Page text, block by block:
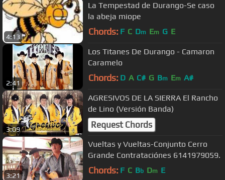
4:13
La Tempestad de Durango-Se caso
la abeja miope
Chords: F C Dm Em G E
2:41
Los Titanes De Durango - Camaron
Caramelo
Chords: D A C# G Bm Em A#
3:09
AGRESIVOS DE LA SIERRA El Rancho
de Lino (Versión Banda)
Request Chords
3:21
Vueltas y Vueltas-Conjunto Cerro
Grande Contrataciónes 6141979059.
Chords: F C Bb Dm E